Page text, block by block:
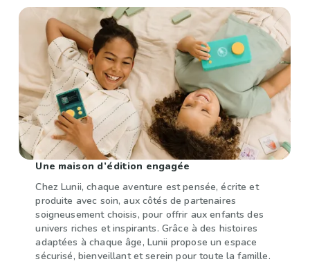
Une maison d’édition engagée
Chez Lunii, chaque aventure est pensée, écrite et
produite avec soin, aux côtés de partenaires
soigneusement choisis, pour offrir aux enfants des
univers riches et inspirants. Grâce à des histoires
adaptées à chaque âge, Lunii propose un espace
sécurisé, bienveillant et serein pour toute la famille.